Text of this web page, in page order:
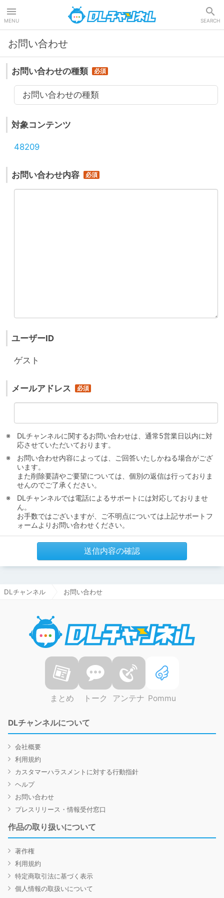
MENU SEARCH
お問い合わせ
お問い合わせの種類
お問い合わせの種類
対象コンテンツ
48209
お問い合わせ内容
ユーザーID
ゲスト
メールアドレス
DLチャンネルに関するお問い合わせは、通常5営業日以内に対
応させていただいております。
お問い合わせ内容によっては、ご回答いたしかねる場合がござ
います。
また削除要請やご要望については、個別の返信は行っておりま
せんのでご了承ください。
DLチャンネルでは電話によるサポートには対応しておりませ
ん。
お手数ではございますが、ご不明点については上記サポートフ
ォームよりお問い合わせください。
送信内容の確認
DLチャンネル お問い合わせ
まとめ トーク アンテナ Pommu
DLチャンネルについて
会社概要
利用規約
カスタマーハラスメントに対する行動指針
ヘルプ
お問い合わせ
プレスリリース・情報受付窓口
作品の取り扱いについて
著作権
利用規約
特定商取引法に基づく表示
個人情報の取扱いについて